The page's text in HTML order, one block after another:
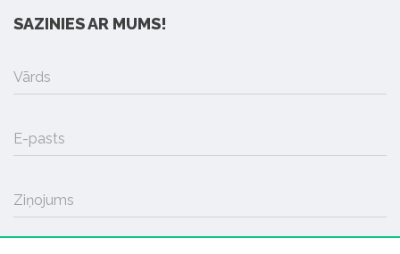
SAZINIES AR MUMS!
Vārds
E-pasts
Ziņojums